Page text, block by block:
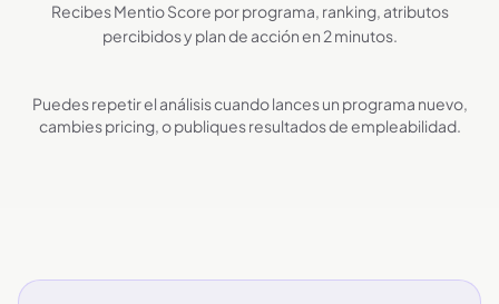
Recibes Mentio Score por programa, ranking, atributos
percibidos y plan de acción en 2 minutos.
Puedes repetir el análisis cuando lances un programa nuevo,
cambies pricing, o publiques resultados de empleabilidad.